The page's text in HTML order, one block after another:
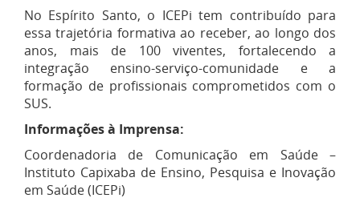
No Espírito Santo, o ICEPi tem contribuído para
essa trajetória formativa ao receber, ao longo dos
anos, mais de 100 viventes, fortalecendo a
integração ensino-serviço-comunidade e a
formação de profissionais comprometidos com o
SUS.
Informações à Imprensa:
Coordenadoria de Comunicação em Saúde –
Instituto Capixaba de Ensino, Pesquisa e Inovação
em Saúde (ICEPi)